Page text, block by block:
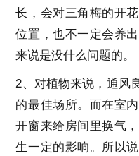
长，会对三角梅的开
位置，也不一定会养
来说是没什么问题的。
2、 对植物来说，通风
的最佳场所。而在室
开窗来给房间里换气
生一定的影响。所以